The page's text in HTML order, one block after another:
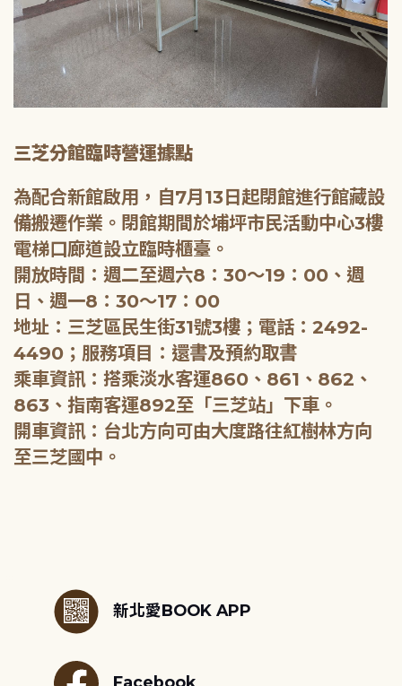
三芝分館臨時營運據點
為配合新館啟用，自7月13日起閉館進行館藏設
備搬遷作業。閉館期間於埔坪市民活動中心3樓
電梯口廊道設立臨時櫃臺。
開放時間：週二至週六8：30～19：00、週
日、週一8：30～17：00
地址：三芝區民生街31號3樓；電話：2492-
4490；服務項目：還書及預約取書
乘車資訊：搭乘淡水客運860、861、862、
863、指南客運892至「三芝站」下車。
開車資訊：台北方向可由大度路往紅樹林方向
至三芝國中。
新北愛BOOK APP
Facebook